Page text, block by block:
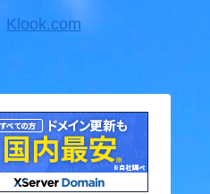
Klook.com